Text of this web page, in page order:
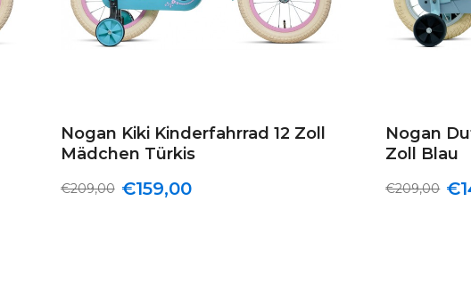
Nogan Kiki Kinderfahrrad 12 Zoll
Mädchen Türkis
€159,00
€209,00
Nogan
Zoll Blau
€209,00